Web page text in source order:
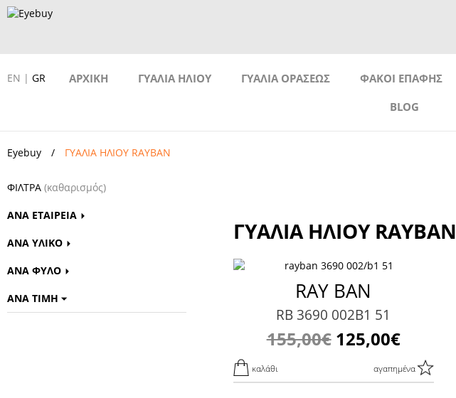
EN | GR ΑΡΧΙΚΗ ΓΥΑΛΙΑ ΗΛΙΟΥ ΓΥΑΛΙΑ ΟΡΑΣΕΩΣ ΦΑΚΟΙ ΕΠΑΦΗΣ
BLOG
Eyebuy ΓΥΑΛΙΑ ΗΛΙΟΥ RAYBAN
ΦΙΛΤΡΑ (καθαρισμός)
ΑΝΑ ΕΤΑΙΡΕΙΑ
ΑΝΑ ΥΛΙΚΟ
ΑΝΑ ΦΥΛΟ
ΑΝΑ ΤΙΜΗ
ΓΥΑΛΙΑ ΗΛΙΟΥ RAYBAN
RAY BAN
RB 3690 002B1 51
155,00€125,00€
καλάθι αγαπημένα